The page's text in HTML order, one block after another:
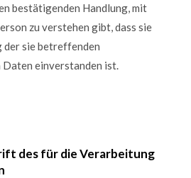
bestätigenden Handlung, mit
zu verstehen gibt, dass sie
der sie betreffenden
einverstanden ist.
des für die Verarbeitung